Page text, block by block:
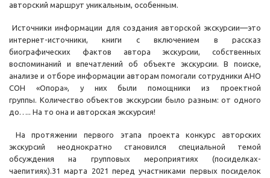
авторский маршрут уникальным, особенным.
Источники информации для создания авторской экскурсии—это
интернет-источники, книги с включением в рассказ
биографических фактов автора экскурсии, собственных
воспоминаний и впечатлений об объекте экскурсии. В поиске,
анализе и отборе информации авторам помогали сотрудники АНО
СОН «Опора», у них были помощники из проектной
группы. Количество объектов экскурсии было разным: от одного
до….. На то она и авторская экскурсия!
На протяжении первого этапа проекта конкурс авторских
экскурсий неоднократно становился специальной темой
обсуждения на групповых мероприятиях (посиделках-
чаепитиях).31 марта 2021 перед участниками первых посиделок